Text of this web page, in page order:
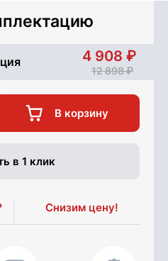
4 908
12 898
В корзину
в 1 клик
Снизим цену!